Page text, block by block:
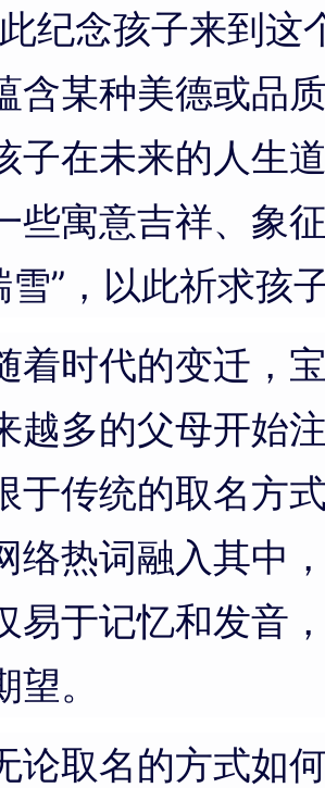
此纪念孩子来到
含某种美德或品
子在未来的人生
些寓意吉祥、象
雪”，以此祈求
着时代的变迁，
越多的父母开始
于传统的取名方
络热词融入其中
易于记忆和发音
。
论取名的方式如